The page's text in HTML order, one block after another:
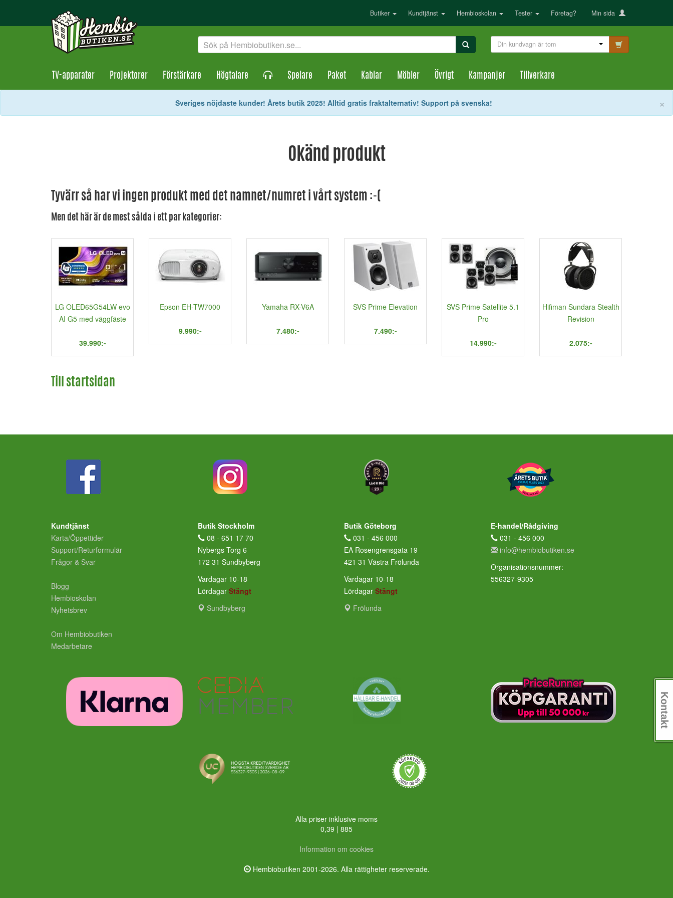
Butiker Kundtjänst Hembioskolan Tester Företag? Min sida
Din kundvagn är tom
TV-apparater Projektorer Förstärkare Högtalare Spelare Paket Kablar Möbler Övrigt Kampanjer Tillverkare
×
Sveriges nöjdaste kunder! Årets butik 2025! Alltid gratis fraktalternativ! Support på svenska!
Okänd produkt
Tyvärr så har vi ingen produkt med det namnet/numret i vårt system :-(
Men det här är de mest sålda i ett par kategorier:
LG OLED65G54LW evo
AI G5 med väggfäste
39.990:-
Epson EH-TW7000
9.990:-
Yamaha RX-V6A
7.480:-
SVS Prime Elevation
7.490:-
SVS Prime Satellite 5.1
Pro
14.990:-
Hifiman Sundara Stealth
Revision
2.075:-
Till startsidan
Kundtjänst
Karta/Öppettider
Support/Returformulär
Frågor & Svar
Blogg
Hembioskolan
Nyhetsbrev
Om Hembiobutiken
Medarbetare
Butik Stockholm
08 - 651 17 70
Nybergs Torg 6
172 31 Sundbyberg
Vardagar 10-18
Lördagar Stängt
Sundbyberg
Butik Göteborg
031 - 456 000
EA Rosengrensgata 19
421 31 Västra Frölunda
Vardagar 10-18
Lördagar Stängt
Frölunda
E-handel/Rådgiving
031 - 456 000
info@hembiobutiken.se
Organisationsnummer:
556327-9305
Alla priser inklusive moms
0,39 | 885
Information om cookies
Hembiobutiken 2001-2026. Alla rättigheter reserverade.
Kontakt